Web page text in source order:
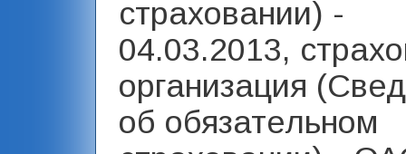
страховании) -
04.03.2013,
организация
об обязательном